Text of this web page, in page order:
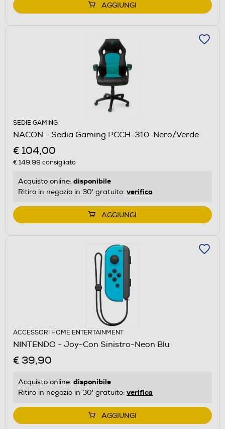
AGGIUNGI
SEDIE GAMING
NACON - Sedia Gaming PCCH-310-Nero/Verde
€ 104,00
€ 149,99 consigliato
Acquisto online: disponibile
Ritiro in negozio in 30' gratuito: verifica
AGGIUNGI
ACCESSORI HOME ENTERTAINMENT
NINTENDO - Joy-Con Sinistro-Neon Blu
€ 39,90
Acquisto online: disponibile
Ritiro in negozio in 30' gratuito: verifica
AGGIUNGI